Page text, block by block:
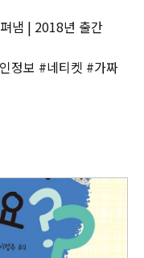
펴냄 | 2018년 출간
정보 #네티켓 #가짜